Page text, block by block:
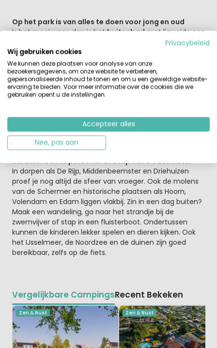
Op het park is van alles te doen voor jong en oud
Is het mooi weer, dan is hetbuitenbadmet ligweide een
heerlijke plek om samen te genieten. Zit het weer even
niet mee, dan biedt het
ook ontspannen inde wellness. Kinderen vermaken zich
in de speeltuin of bij de kinderboerderij, terwijl oudere
kinderen en ouders terechtkunnen opde tennisbaanof
een van de sportvelden. Ook voor een hapje en drankje
Rondom het vakantiepark kijk je uit over het weidse,
karakteristieke polderlandschap van De Beemster
In dorpen als De Rijp, Middenbeemster en Driehuizen
proef je nog altijd de sfeer van vroeger. Ook de molens
van de Schermer en historische plaatsen als Hoorn,
Volendam en Edam liggen vlakbij. Zin in een dag buiten?
Maak een wandeling, ga naar het strandje bij de
zwemvijver of stap in een fluisterboot. Ondertussen
kunnen de kinderen lekker spelen en dieren kijken. Ook
het IJsselmeer, de Noordzee en de duinen zijn goed
bereikbaar, zelfs op de fiets.
Vergelijkbare CampingsRecent Bekeken
Zen & Rust Zen & Rust
Privacybeleid
Wij gebruiken cookies
We kunnen deze plaatsen voor analyse van onze
bezoekersgegevens, om onze website te verbeteren,
gepersonaliseerde inhoud te tonen en om u een geweldige website-
ervaring te bieden. Voor meer informatie over de cookies die we
gebruiken opent u de instellingen.
Accepteer alles
Nee, pas aan